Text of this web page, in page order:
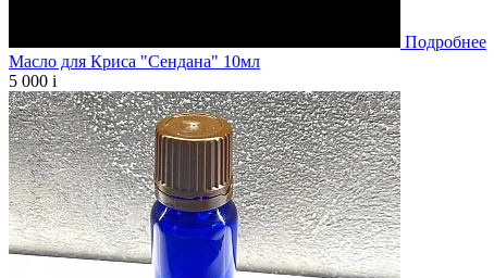
Подробнее
Масло для Криса "Сендана" 10мл
5 000 i